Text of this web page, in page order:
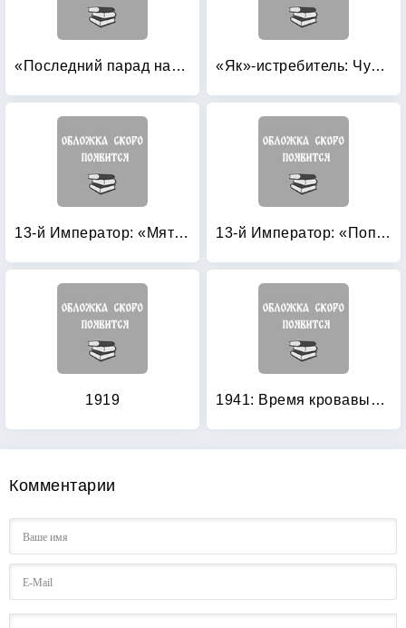
«Последний парад наступает»! Наша победа при Цусиме «Як»-истребитель: Чужая судьба
13-й Император: «Мятеж не может кончиться удачей» 13-й Император: «Попаданец» против Чертовой Дюжины
1919 1941: Время кровавых псов
Комментарии